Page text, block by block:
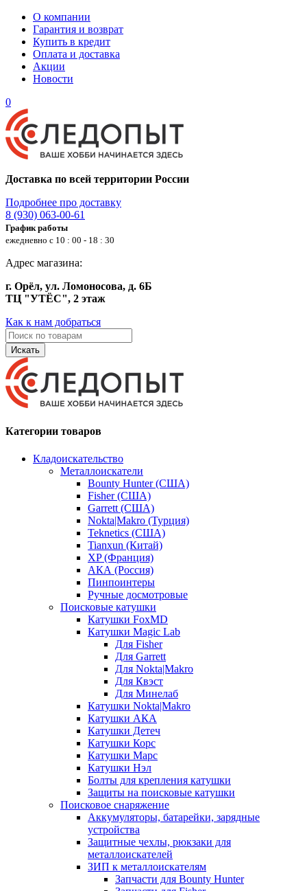
О компании
Гарантия и возврат
Купить в кредит
Оплата и доставка
Акции
Новости
0
Доставка по всей территории России
Подробнее про доставку
8 (930) 063-00-61
График работы
ежедневно с 10 : 00 - 18 : 30
Адрес магазина:
г. Орёл, ул. Ломоносова, д. 6Б
ТЦ "УТЁС", 2 этаж
Как к нам добраться
Искать
Категории товаров
Кладоискательство
Металлоискатели
Bounty Hunter (США)
Fisher (США)
Garrett (США)
Nokta|Makro (Турция)
Teknetics (США)
Tianxun (Китай)
XP (Франция)
АКА (Россия)
Пинпоинтеры
Ручные досмотровые
Поисковые катушки
Катушки FoxMD
Катушки Magic Lab
Для Fisher
Для Garrett
Для Nokta|Makro
Для Квэст
Для Минелаб
Катушки Nokta|Makro
Катушки АКА
Катушки Детеч
Катушки Корс
Катушки Марс
Катушки Нэл
Болты для крепления катушки
Защиты на поисковые катушки
Поисковое снаряжение
Аккумуляторы, батарейки, зарядные
устройства
Защитные чехлы, рюкзаки для
металлоискателей
ЗИП к металлоискателям
Запчасти для Bounty Hunter